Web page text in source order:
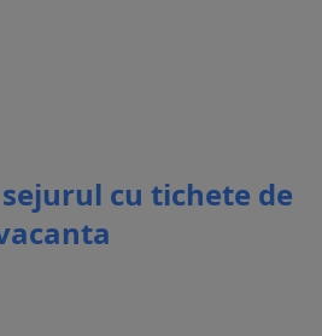
cu tichete de